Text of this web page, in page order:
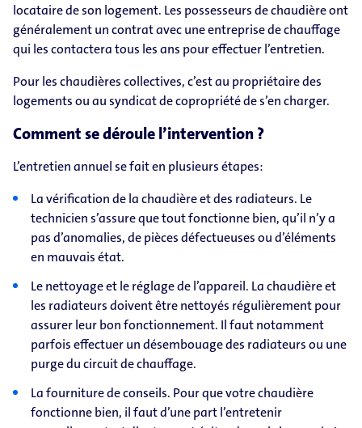
locataire de son logement. Les possesseurs de chaudière ont
généralement un contrat avec une entreprise de chauffage
qui les contactera tous les ans pour effectuer l’entretien.
Pour les chaudières collectives, c’est au propriétaire des
logements ou au syndicat de copropriété de s’en charger.
Comment se déroule l’intervention ?
L’entretien annuel se fait en plusieurs étapes:
La vérification de la chaudière et des radiateurs. Le
technicien s’assure que tout fonctionne bien, qu’il n’y a
pas d’anomalies, de pièces défectueuses ou d’éléments
en mauvais état.
Le nettoyage et le réglage de l’appareil. La chaudière et
les radiateurs doivent être nettoyés régulièrement pour
assurer leur bon fonctionnement. Il faut notamment
parfois effectuer un désembouage des radiateurs ou une
purge du circuit de chauffage.
La fourniture de conseils. Pour que votre chaudière
fonctionne bien, il faut d’une part l’entretenir